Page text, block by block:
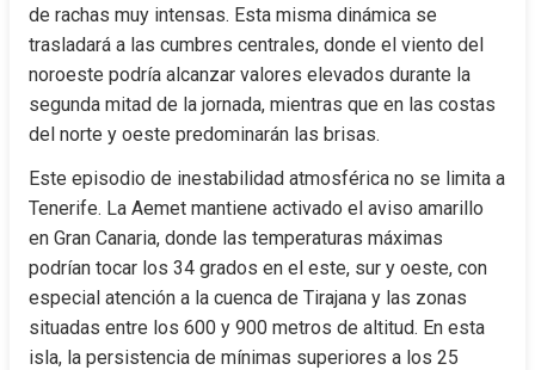
de rachas muy intensas. Esta misma dinámica se
trasladará a las cumbres centrales, donde el viento del
noroeste podría alcanzar valores elevados durante la
segunda mitad de la jornada, mientras que en las costas
del norte y oeste predominarán las brisas.
Este episodio de inestabilidad atmosférica no se limita a
Tenerife. La Aemet mantiene activado el aviso amarillo
en Gran Canaria, donde las temperaturas máximas
podrían tocar los 34 grados en el este, sur y oeste, con
especial atención a la cuenca de Tirajana y las zonas
situadas entre los 600 y 900 metros de altitud. En esta
isla, la persistencia de mínimas superiores a los 25